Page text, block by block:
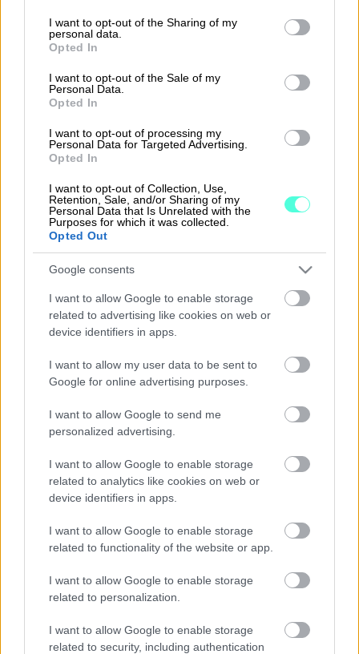
not limited to your visit or usage behaviour. You may click to
grant or deny consent to Google and its third-party tags to
use your data for below specified purposes in below Google
consent section.
I want to opt-out of the Sharing of my
personal data.
Opted In
I want to opt-out of the Sale of my
Personal Data.
Opted In
I want to opt-out of processing my
Personal Data for Targeted Advertising.
Opted In
I want to opt-out of Collection, Use,
Retention, Sale, and/or Sharing of my
Personal Data that Is Unrelated with the
Purposes for which it was collected.
Opted Out
Google consents
I want to allow Google to enable storage
related to advertising like cookies on web or
device identifiers in apps.
I want to allow my user data to be sent to
Google for online advertising purposes.
I want to allow Google to send me
personalized advertising.
I want to allow Google to enable storage
related to analytics like cookies on web or
device identifiers in apps.
I want to allow Google to enable storage
related to functionality of the website or app.
I want to allow Google to enable storage
related to personalization.
I want to allow Google to enable storage
related to security, including authentication
yhteydessä myyntiimme. He palvelevat sinua
sähköpostitse
osoitteessa
myynti@finago.com
soittamalla020 7879 830 (ma-pe 9:00 – 12.00).
Tai voit jättääyhteydenottopyynnön
lomakkeella
Finago Procountor-
tuoteperheestä ratkaisut
Tikonin jälkeen
Finago Procountor
Yhteiskäyttöön asiakkaan kanssa
Kattava, reaaliaikainen taloushallinto-
ohjelmisto, joka on helppo yhdistää muihin
asiakkaan kanssa
Tutustu Finago Procountoriin